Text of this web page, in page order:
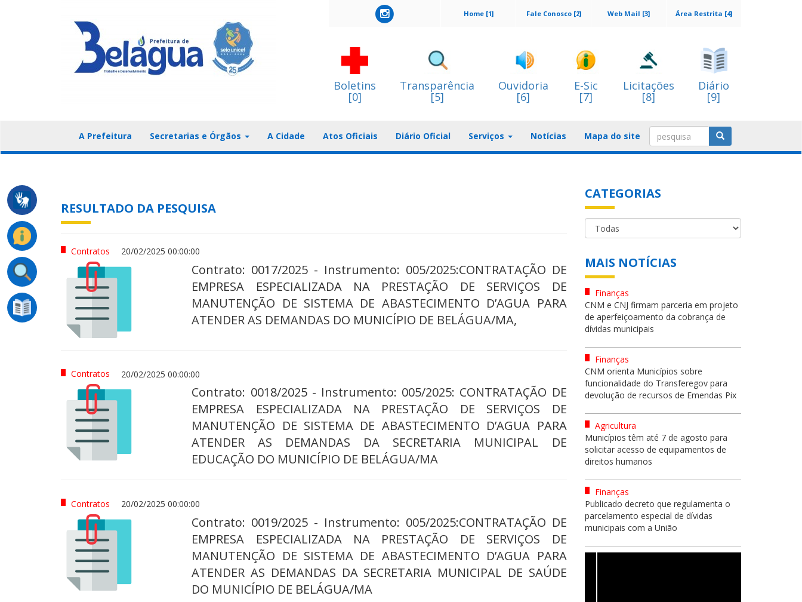
Área Restrita [4]
Web Mail [3]
Fale Conosco [2]
Home [1]
Boletins
[0]
Transparência
[5]
Ouvidoria
[6]
E-Sic
[7]
Licitações
[8]
Diário
[9]
A Prefeitura Secretarias e Órgãos A Cidade Atos Oficiais Diário Oficial Serviços Notícias Mapa do site
RESULTADO DA PESQUISA
Contratos 20/02/2025 00:00:00
Contrato: 0017/2025 - Instrumento: 005/2025:CONTRATAÇÃO DE
EMPRESA ESPECIALIZADA NA PRESTAÇÃO DE SERVIÇOS DE
MANUTENÇÃO DE SISTEMA DE ABASTECIMENTO D’AGUA PARA
ATENDER AS DEMANDAS DO MUNICÍPIO DE BELÁGUA/MA,
Contratos 20/02/2025 00:00:00
Contrato: 0018/2025 - Instrumento: 005/2025: CONTRATAÇÃO DE
EMPRESA ESPECIALIZADA NA PRESTAÇÃO DE SERVIÇOS DE
MANUTENÇÃO DE SISTEMA DE ABASTECIMENTO D’AGUA PARA
ATENDER AS DEMANDAS DA SECRETARIA MUNICIPAL DE
EDUCAÇÃO DO MUNICÍPIO DE BELÁGUA/MA
Contratos 20/02/2025 00:00:00
Contrato: 0019/2025 - Instrumento: 005/2025:CONTRATAÇÃO DE
EMPRESA ESPECIALIZADA NA PRESTAÇÃO DE SERVIÇOS DE
MANUTENÇÃO DE SISTEMA DE ABASTECIMENTO D’AGUA PARA
ATENDER AS DEMANDAS DA SECRETARIA MUNICIPAL DE SAÚDE
DO MUNICÍPIO DE BELÁGUA/MA
CATEGORIAS
MAIS NOTÍCIAS
Finanças
CNM e CNJ firmam parceria em projeto
de aperfeiçoamento da cobrança de
dívidas municipais
Finanças
CNM orienta Municípios sobre
funcionalidade do Transferegov para
devolução de recursos de Emendas Pix
Agricultura
Municípios têm até 7 de agosto para
solicitar acesso de equipamentos de
direitos humanos
Finanças
Publicado decreto que regulamenta o
parcelamento especial de dívidas
municipais com a União